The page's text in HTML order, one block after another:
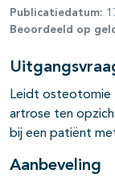
open-
open-
Publicatiedatum:
Beoordeeld op
Leidt osteotomie
artrose ten
bij een patiënt
Aanbeveling